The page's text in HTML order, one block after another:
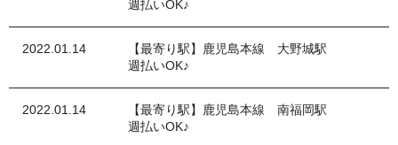
週払いOK♪
2022.01.14
【最寄り駅】鹿児島本線 大野城駅
週払いOK♪
2022.01.14
【最寄り駅】鹿児島本線 南福岡駅
週払いOK♪